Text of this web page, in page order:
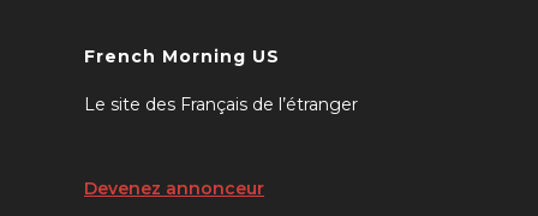
French Morning US
Le site des Français de l’étranger
Devenez annonceur